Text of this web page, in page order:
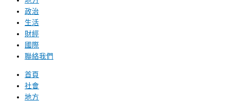
政治
生活
財經
國際
聯絡我們
首頁
社會
地方